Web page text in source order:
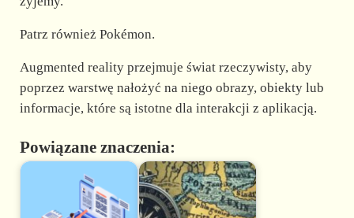
Patrz również Pokémon.
Augmented reality przejmuje świat rzeczywisty, aby
poprzez warstwę nałożyć na niego obrazy, obiekty lub
informacje, które są istotne dla interakcji z aplikacją.
Powiązane znaczenia: